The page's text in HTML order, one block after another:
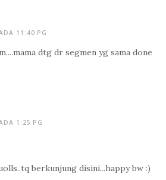
11:40 PG
dtg dr segmen yg sama done
1:25 PG
berkunjung disini...happy bw :)